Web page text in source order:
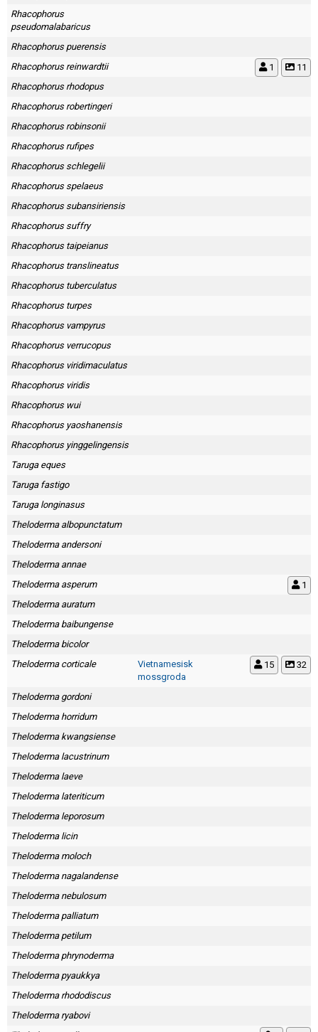
Rhacophorus
pseudomalabaricus
Rhacophorus puerensis
Rhacophorus reinwardtii
11
1
Rhacophorus rhodopus
Rhacophorus robertingeri
Rhacophorus robinsonii
Rhacophorus rufipes
Rhacophorus schlegelii
Rhacophorus spelaeus
Rhacophorus subansiriensis
Rhacophorus suffry
Rhacophorus taipeianus
Rhacophorus translineatus
Rhacophorus tuberculatus
Rhacophorus turpes
Rhacophorus vampyrus
Rhacophorus verrucopus
Rhacophorus viridimaculatus
Rhacophorus viridis
Rhacophorus wui
Rhacophorus yaoshanensis
Rhacophorus yinggelingensis
Taruga eques
Taruga fastigo
Taruga longinasus
Theloderma albopunctatum
Theloderma andersoni
Theloderma annae
Theloderma asperum
1
Theloderma auratum
Theloderma baibungense
Theloderma bicolor
Theloderma corticale
Vietnamesisk
mossgroda
32
15
Theloderma gordoni
Theloderma horridum
Theloderma kwangsiense
Theloderma lacustrinum
Theloderma laeve
Theloderma lateriticum
Theloderma leporosum
Theloderma licin
Theloderma moloch
Theloderma nagalandense
Theloderma nebulosum
Theloderma palliatum
Theloderma petilum
Theloderma phrynoderma
Theloderma pyaukkya
Theloderma rhododiscus
Theloderma ryabovi